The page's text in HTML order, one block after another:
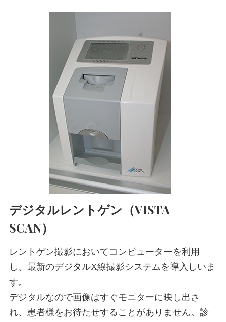
デジタルレントゲン（VISTA
SCAN）
レントゲン撮影においてコンピューターを利用
し、最新のデジタルX線撮影システムを導入しいま
す。
デジタルなので画像はすぐモニターに映し出さ
れ、患者様をお待たせすることがありません。診